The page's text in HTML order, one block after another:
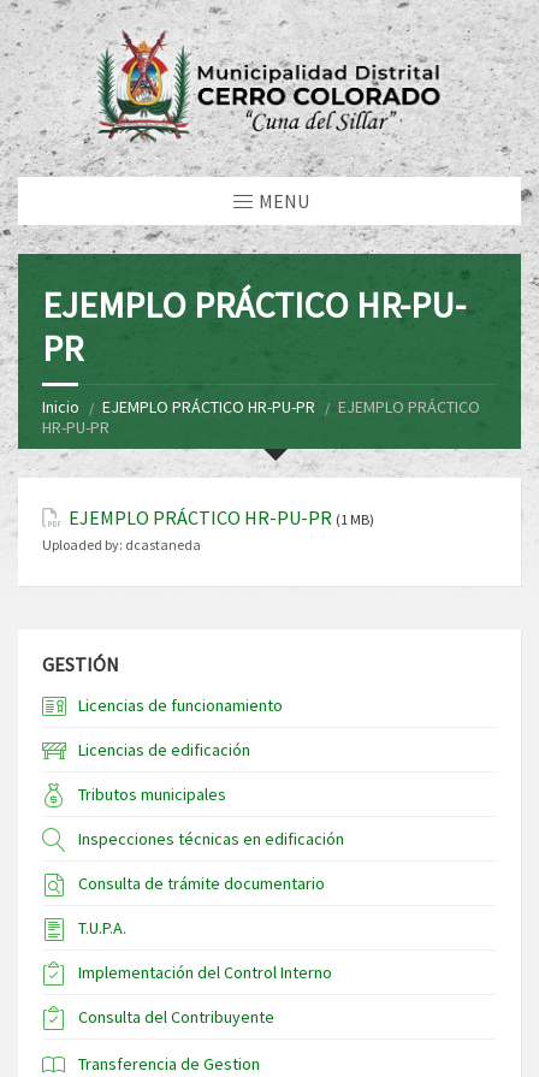
MENU
EJEMPLO PRÁCTICO HR-PU-
PR
Inicio EJEMPLO PRÁCTICO HR-PU-PR
EJEMPLO PRÁCTICO
HR-PU-PR
EJEMPLO PRÁCTICO HR-PU-PR (1 MB)
Uploaded by: dcastaneda
GESTIÓN
Licencias de funcionamiento
Licencias de edificación
Tributos municipales
Inspecciones técnicas en edificación
Consulta de trámite documentario
T.U.P.A.
Implementación del Control Interno
Consulta del Contribuyente
Transferencia de Gestion